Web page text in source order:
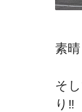
素
そ
り‼️